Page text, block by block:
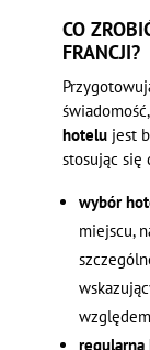
CO
FRANCJI?
hotelujest
stosując się
wybór
miejscu,
regularna